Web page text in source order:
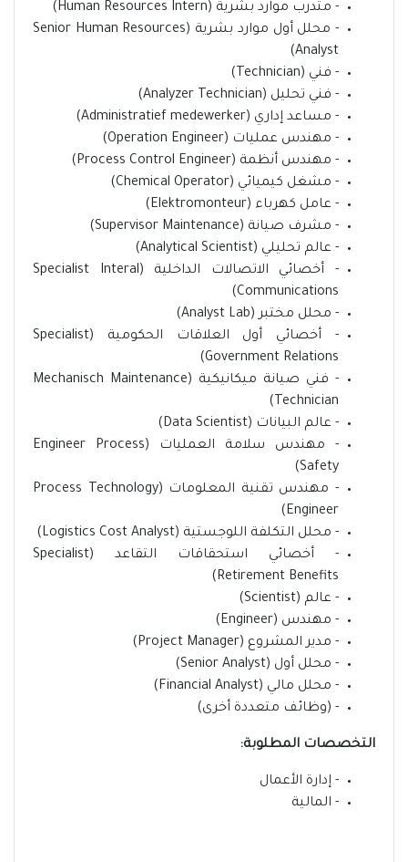
- متدرب موارد بشرية (Human Resources Intern)
- محلل أول موارد بشرية (Senior Human Resources
Analyst)
- فني (Technician)
- فني تحليل (Analyzer Technician)
- مساعد إداري (Administratief medewerker)
- مهندس عمليات (Operation Engineer)
- مهندس أنظمة (Process Control Engineer)
- مشغل كيميائي (Chemical Operator)
- عامل كهرباء (Elektromonteur)
- مشرف صيانة (Supervisor Maintenance)
- عالم تحليلي (Analytical Scientist)
- أخصائي الاتصالات الداخلية (Specialist Interal
Communications)
- محلل مختبر (Analyst Lab)
- أخصائي أول العلاقات الحكومية (Specialist
Government Relations)
- فني صيانة ميكانيكية (Mechanisch Maintenance
Technician)
- عالم البيانات (Data Scientist)
- مهندس سلامة العمليات (Engineer Process
Safety)
- مهندس تقنية المعلومات (Process Technology
Engineer)
- محلل التكلفة اللوجستية (Logistics Cost Analyst)
- أخصائي استحقاقات التقاعد (Specialist
Retirement Benefits)
- عالم (Scientist)
- مهندس (Engineer)
- مدير المشروع (Project Manager)
- محلل أول (Senior Analyst)
- محلل مالي (Financial Analyst)
- (وظائف متعددة أخرى)
التخصصات المطلوبة:
- إدارة الأعمال
- المالية